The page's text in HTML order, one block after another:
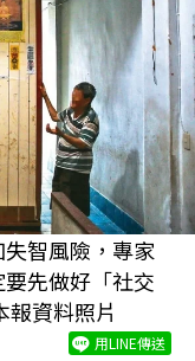
智風險，專家
先做好「社交
資料照片
用LINE傳送